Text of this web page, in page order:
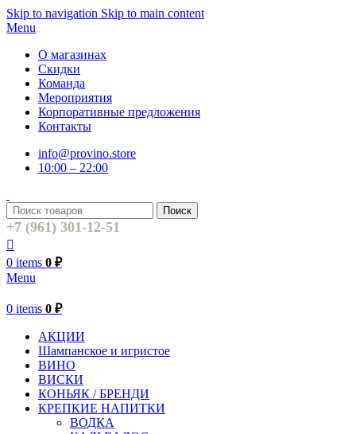
Skip to navigation Skip to main content
Menu
О магазинах
Скидки
Команда
Мероприятия
Корпоративные предложения
Контакты
info@provino.store
10:00 – 22:00
Поиск
+7 (961) 301-12-51
0 items 0 ₽
Menu
0 items 0 ₽
АКЦИИ
Шампанское и игристое
ВИНО
ВИСКИ
КОНЬЯК / БРЕНДИ
КРЕПКИЕ НАПИТКИ
ВОДКА